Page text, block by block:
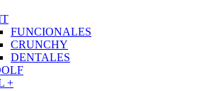
FUNCIONALES
CRUNCHY
DENTALES
+